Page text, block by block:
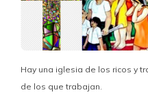
Hay una iglesia de los ricos y
de los que trabajan.